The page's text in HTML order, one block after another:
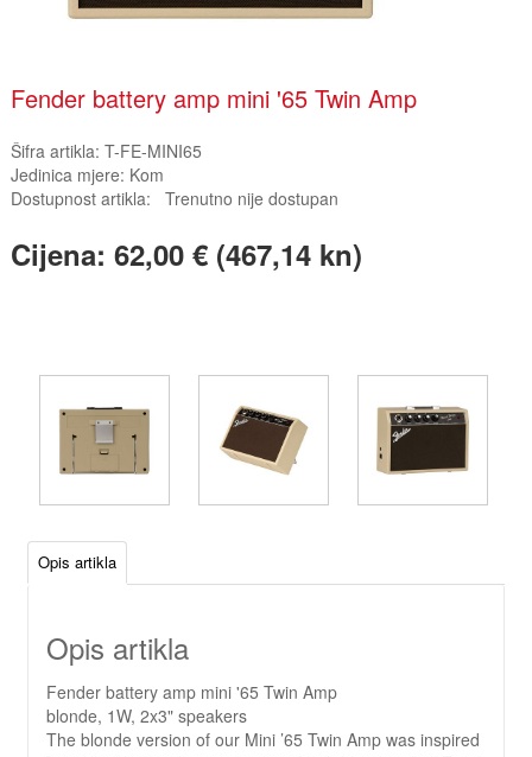
Fender battery amp mini '65 Twin Amp
Šifra artikla: T-FE-MINI65
Jedinica mjere: Kom
Dostupnost artikla: Trenutno nije dostupan
Cijena: 62,00 € (467,14 kn)
Opis artikla
Opis artikla
Fender battery amp mini '65 Twin Amp
blonde, 1W, 2x3" speakers
The blonde version of our Mini ’65 Twin Amp was inspired